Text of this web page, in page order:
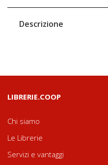
Descrizione
LIBRERIE.COOP
Chi siamo
Le Librerie
Servizi e vantaggi